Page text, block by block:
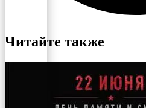
Читайте также